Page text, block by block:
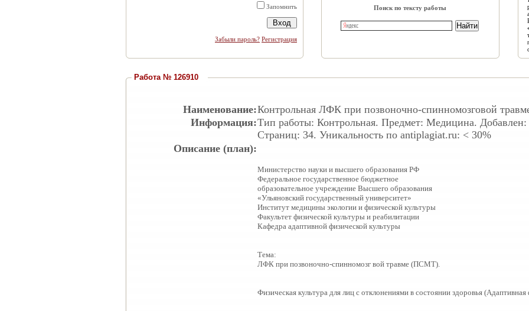
Запомнить
Забыли пароль? Регистрация
Поиск по тексту работы
Работа № 126910
Наименование:Контрольная ЛФК при позвоночно-спинномозговой
Информация:Тип работы: Контрольная. Предмет: Медицина. Добавлен:
Страниц: 34. Уникальность по antiplagiat.ru: < 30%
Описание (план):
Министерство науки и высшего образования РФ
Федеральное государственное бюджетное
образовательное учреждение Высшего образования
«Ульяновский государственный университет»
Институт медицины экологии и физической культуры
Факультет физической культуры и реабилитации
Кафедра адаптивной физической культуры
Тема:
ЛФК при позвоночно-спинномозг вой травме (ПСМТ).
Физическая культура для лиц с отклонениями в состоянии здоровья (Адаптивная